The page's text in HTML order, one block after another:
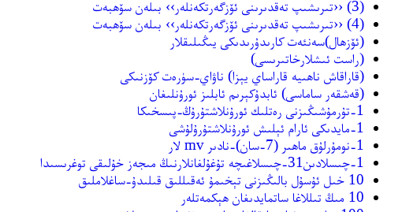
(3) ‹‹تىرىشىپ تەقدىرىنى ئۆزگەرتكەنلەر›› بىلەن سۆھبەت
(4) ‹‹تىرىشىپ تەقدىرىنى ئۆزگەرتكەنلەر›› بىلەن سۆھبەت
(ئۆزھال)سەنئەت كارىدۇرىدىكى يىڭىلىقلار
(راست ئىشلارخاتىرىسى)
(قاراقاش ناھىيە قاراساي يېزا) ناۋاي-سۈرەت كۆزنىكى
(قەشقەر ساماسى) ئابدۇكېرىم ئابلىز ئورۇنلىغان
1-تۇرمۇشىڭىزنى رەتلىك ئورۇنلاشتۇرۇڭ-پىسخىكا
1-مايدىكى ئارام ئېلىش ئورۇنلاشتۇرۇلۇشى
1-نومۇرلۇق ماھىر (7-سان)-نادىر mv لار
1-چىسلادىن31-چىسلاغىچە تۇغۇلغانلارنىڭ مىجەز خۇلىقى توغرىسىدا
10 خىل ئۇسۇل بالىڭىزنى تېخىمۇ ئەقىللىق قىلىدۇ-ساغلاملىق
10 مىڭ تىللاغا ساتمايدىغان ھېكمەتلەر